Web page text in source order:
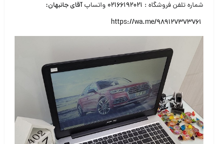
شماره تلفن فروشگاه : ۰۲۱۶۶۱۹۲۰۲۱ واتساپآقای جانبهان:
https://wa.me/989127373761